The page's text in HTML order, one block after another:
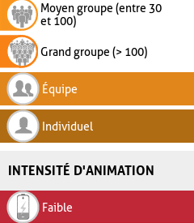
Moyen groupe (entre 30
et 100)
Grand groupe (> 100)
Équipe
Individuel
INTENSITÉ D'ANIMATION
Faible